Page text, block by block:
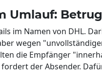
Umlauf:
im Namen von DHL.
wegen
die Empfänger
der Absender.